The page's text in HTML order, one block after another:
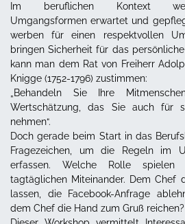
Im beruflichen Kontext
Umgangsformen erwartet und
werben für einen respektvollen
bringen Sicherheit für das
kann man dem Rat von Freiherr
Knigge (1752-1796) zustimmen:
„Behandeln Sie Ihre
Wertschätzung, das Sie auch für
nehmen“.
Doch gerade beim Start in das
Fragezeichen, um die Regeln im
erfassen. Welche Rolle spielen
tagtäglichen Miteinander. Dem Chef
lassen, die Facebook-Anfrage
dem Chef die Hand zum Gruß reichen?